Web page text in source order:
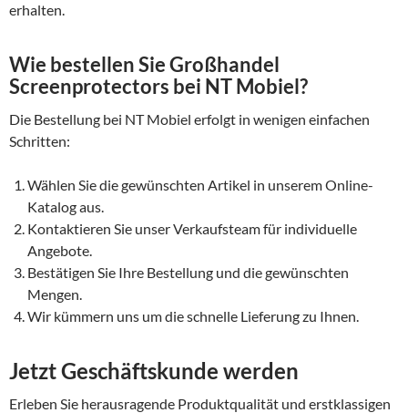
erhalten.
Wie bestellen Sie Großhandel
Screenprotectors bei NT Mobiel?
Die Bestellung bei NT Mobiel erfolgt in wenigen einfachen
Schritten:
Wählen Sie die gewünschten Artikel in unserem Online-
Katalog aus.
Kontaktieren Sie unser Verkaufsteam für individuelle
Angebote.
Bestätigen Sie Ihre Bestellung und die gewünschten
Mengen.
Wir kümmern uns um die schnelle Lieferung zu Ihnen.
Jetzt Geschäftskunde werden
Erleben Sie herausragende Produktqualität und erstklassigen